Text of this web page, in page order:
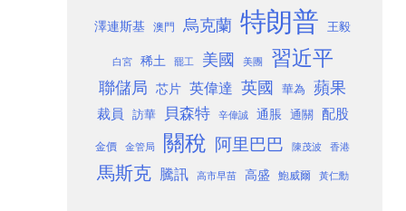
澤連斯基 澳門 烏克蘭 特朗普 王毅
白宮 稀土 罷工 美國 美團 習近平
聯儲局 芯片 英偉達 英國 華為 蘋果
裁員 訪華 貝森特 辛偉誠 通脹 通關 配股
金價 金管局 關稅 阿里巴巴 陳茂波 香港
馬斯克 騰訊 高市早苗 高盛 鮑威爾 黃仁勳